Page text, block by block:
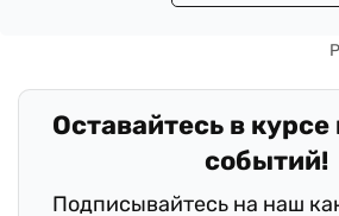
Оставайтесь в
событий!
Подписывайтесь на наш